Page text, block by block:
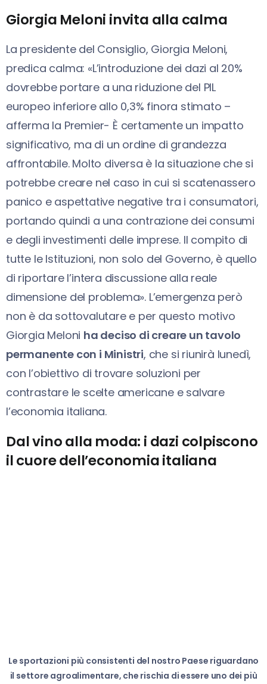
Giorgia Meloni invita alla calma
La presidente del Consiglio, Giorgia Meloni,
predica calma: «L’introduzione dei dazi al 20%
dovrebbe portare a una riduzione del PIL
europeo inferiore allo 0,3% finora stimato –
afferma la Premier- È certamente un impatto
significativo, ma di un ordine di grandezza
affrontabile. Molto diversa è la situazione che si
potrebbe creare nel caso in cui si scatenassero
panico e aspettative negative tra i consumatori,
portando quindi a una contrazione dei consumi
e degli investimenti delle imprese. Il compito di
tutte le Istituzioni, non solo del Governo, è quello
di riportare l’intera discussione alla reale
dimensione del problema». L’emergenza però
non è da sottovalutare e per questo motivo
Giorgia Meloni ha deciso di creare un tavolo
permanente con i Ministri, che si riunirà lunedì,
con l’obiettivo di trovare soluzioni per
contrastare le scelte americane e salvare
l’economia italiana.
Dal vino alla moda: i dazi colpiscono
il cuore dell’economia italiana
Le sportazioni più consistenti del nostro Paese riguardano
il settore agroalimentare, che rischia di essere uno dei più